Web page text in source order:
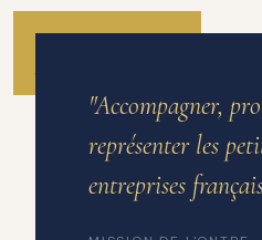
2010
ANNÉE DE FONDATION
"Accompagner,
représenter les
entreprises